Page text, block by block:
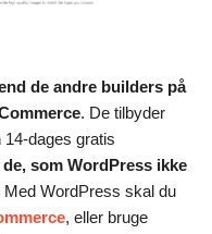
de andre builders på
. De tilbyder
dages gratis
som WordPress ikke
Med WordPress skal du
, eller bruge